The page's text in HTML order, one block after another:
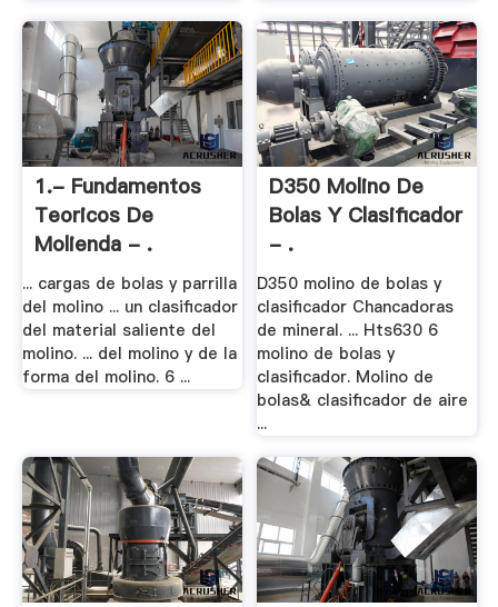
1.- Fundamentos
Teoricos De
Molienda - .
... cargas de bolas y parrilla
del molino ... un clasificador
del material saliente del
molino. ... del molino y de la
forma del molino. 6 ...
D350 Molino De
Bolas Y Clasificador
- .
D350 molino de bolas y
clasificador Chancadoras
de mineral. ... Hts630 6
molino de bolas y
clasificador. Molino de
bolas& clasificador de aire
...